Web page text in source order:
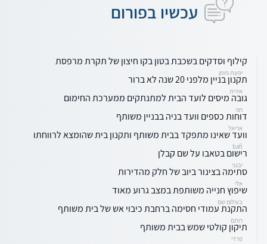
עכשיו בפורום
קילוף וסדקים בשכבת בטון בקו חיצון של תקרת מרפסת
יפעת ניומן
תקנון בניין מלפני 20 שנה לא ברור
אירית
גובה מיסים לועד הבית למתנתקים ממערכת החימום
חני
דוחות כספים וועד בניה בבניין משותף
אריאל
וועד שאינו מתפקד בבית משותף ותקנון בית שהומצא לרווחתו
bafi
רישום בטאבו על שם קבלן
יבגני
סתימה בצינור ביוב של חלק מהדירות
אלי
שיפוץ חנייה משותפת במצב גרוע מאוד
בעילום שם
התקנת עמודי חסימה ברחבת כיבוי אש של בית משותף
רותם
תיקון קולטי שמש בבית משותף
פרדי